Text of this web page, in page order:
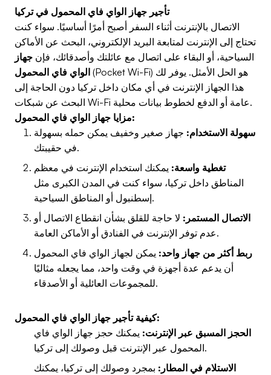
تأجير جهاز الواي فاي المحمول في تركيا
الاتصال بالإنترنت أثناء السفر أصبح أمرًا أساسيًا. سواء كنت
تحتاج إلى الإنترنت لمتابعة البريد الإلكتروني، البحث عن الأماكن
السياحية، أو البقاء على اتصال مع عائلتك وأصدقائك، فإن جهاز
الواي فاي المحمول (Pocket Wi-Fi) هو الحل الأمثل. يوفر لك
هذا الجهاز الإنترنت في أي مكان داخل تركيا دون الحاجة إلى
البحث عن شبكات Wi-Fi عامة أو الدفع لخطوط بيانات محلية.
مزايا جهاز الواي فاي المحمول:
سهولة الاستخدام: جهاز صغير وخفيف يمكن حمله بسهولة
في حقيبتك.
تغطية واسعة: يمكنك استخدام الإنترنت في معظم
المناطق داخل تركيا، سواء كنت في المدن الكبرى مثل
إسطنبول أو المناطق السياحية.
الاتصال المستمر: لا حاجة للقلق بشأن انقطاع الاتصال أو
عدم توفر الإنترنت في الفنادق أو الأماكن العامة.
ربط أكثر من جهاز واحد: يمكن لجهاز الواي فاي المحمول
أن يدعم عدة أجهزة في وقت واحد، مما يجعله مثاليًا
للمجموعات العائلية أو الأصدقاء.
كيفية تأجير جهاز الواي فاي المحمول:
الحجز المسبق عبر الإنترنت: يمكنك حجز جهاز الواي فاي
المحمول عبر الإنترنت قبل وصولك إلى تركيا.
الاستلام في المطار: بمجرد وصولك إلى تركيا، يمكنك